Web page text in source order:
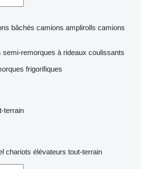
bâchés camions amplirolls camions
semi-remorques à rideaux coulissants
frigorifiques
terrain
chariots élévateurs tout-terrain